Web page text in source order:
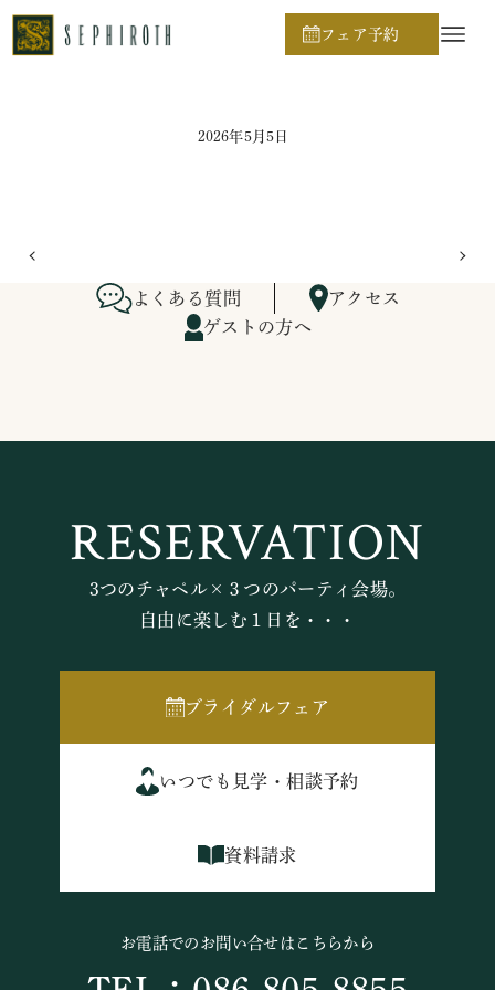
フェア予約
ホーム
2026年5月5日
よくある質問
アクセス
ゲストの方へ
RESERVATION
3つのチャペル×３つのパーティ会場。
自由に楽しむ１日を・・・
ブライダルフェア
いつでも見学・相談予約
資料請求
お電話でのお問い合せはこちらから